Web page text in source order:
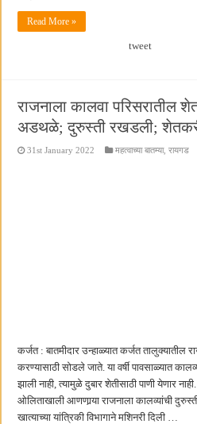
Read More »
tweet
राजनाला कालवा परिसरातील
अडथळे; दुरुस्ती रखडली;
31st January 2022 महत्वाच्या बातम्या,रायगड
कर्जत : बातमीदार उन्हाळ्यात कर्जत तालुक्यातील
करण्यासाठी सोडले जाते. या वर्षी पावसाळ्यात
झाली नाही, त्यामुळे दुबार शेतीसाठी पाणी येणार
ओलिताखाली आणणार्‍या राजनाला कालव्यांची
खात्याच्या यांत्रिकी विभागाने मशिनरी दिली …